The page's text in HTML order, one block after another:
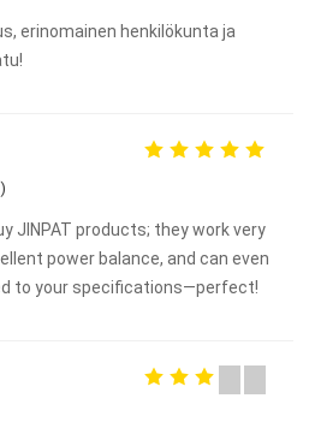
erinomainen henkilökunta ja
JINPAT products; they work very
power balance, and can even
to your specifications—perfect!